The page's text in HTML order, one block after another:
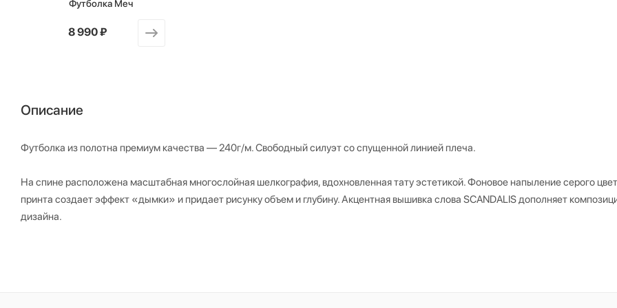
Футболка Меч
от8 990 ₽
Описание
Футболка из полотна премиум качества — 240г/м. Свободный силуэт со спущенной линией плеча.
На спине расположена масштабная многослойная шелкография, вдохновленная тату эстетикой. Фоновое напыление серого
принта создает эффект «дымки» и придает рисунку объем и глубину. Акцентная вышивка слова SCANDALIS дополняет
дизайна.